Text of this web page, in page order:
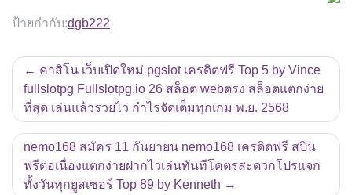
ป้ายกำกับ:dgb222
แนะแนว
เรื่อง
คาสิโน เว็บเปิดใหม่ pgslot เครดิตฟรี Top 5 by Vince
fullslotpg Fullslotpg.io 26 สล็อต webตรง สล็อตแตกง่าย
ที่สุด เล่นแล้วรวยไว กำไรจัดเต็มทุกเกม พ.ย. 2568
nemo168 สมัคร 11 กันยายน nemo168 เครดิตฟรี สปิน
ฟรีต่อเนื่องแตกง่ายฝากไวเล่นทันทีโคตรสะดวกโปรแจก
ทั้งวันทุกยูสเซอร์ Top 89 by Kenneth